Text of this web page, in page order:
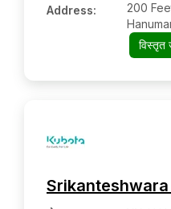
Address:
200
Road
विस्तृत